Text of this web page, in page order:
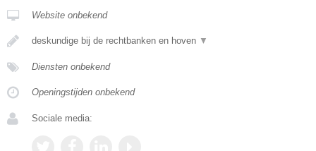
Website onbekend
deskundige bij de rechtbanken en hoven ▼
Diensten onbekend
Openingstijden onbekend
Sociale media: